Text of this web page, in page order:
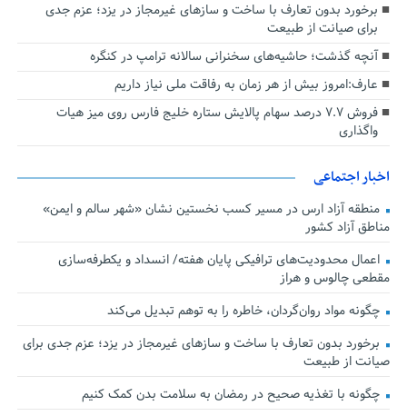
برخورد بدون تعارف با ساخت‌ و سازهای غیرمجاز در یزد؛ عزم جدی
برای صیانت از طبیعت
آنچه گذشت؛ حاشیه‌های سخنرانی سالانه ترامپ در کنگره
عارف:امروز بیش از هر زمان به رفاقت ملی نیاز داریم
فروش ۷.۷ درصد سهام پالایش ستاره خلیج فارس روی میز هیات
واگذاری
اخبار اجتماعی
منطقه آزاد ارس در مسیر کسب نخستین نشان «شهر سالم و ایمن»
مناطق آزاد کشور
اعمال محدودیت‌های ترافیکی پایان هفته/ انسداد و یکطرفه‌سازی
مقطعی چالوس و هراز
چگونه مواد روان‌گردان، خاطره را به توهم تبدیل می‌کند
برخورد بدون تعارف با ساخت‌ و سازهای غیرمجاز در یزد؛ عزم جدی برای
صیانت از طبیعت
چگونه با تغذیه صحیح در رمضان به سلامت بدن کمک کنیم